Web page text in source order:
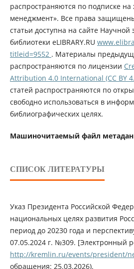
распространяются по подписке
менеджмент». Все права
статьи доступна на сайте Научной
библиотеки eLIBRARY.RU
titleid=9552 . Материалы
распространяются по лицензии
Attribution 4.0 International (CC BY
статей распространяются по
свободно использоваться в
библиографических целях.
Машиночитаемый файл
СПИСОК ЛИТЕРАТУРЫ
Указ Президента Российской
национальных целях развития
период до 20230 года и
07.05.2024 г. №309. [Электронный
http://kremlin.ru/events/president/
обращения: 25.03.2026).